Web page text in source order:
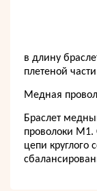
в длину
плетеной
Медная
Браслет
проволоки М1.
цепи круглого